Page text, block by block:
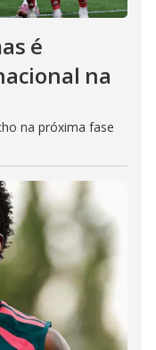
é
na
na próxima fase